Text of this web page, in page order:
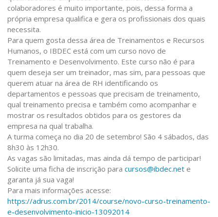
colaboradores é muito importante, pois, dessa forma a
própria empresa qualifica e gera os profissionais dos quais
necessita.
Para quem gosta dessa área de Treinamentos e Recursos
Humanos, o IBDEC está com um curso novo de
Treinamento e Desenvolvimento. Este curso não é para
quem deseja ser um treinador, mas sim, para pessoas que
querem atuar na área de RH identificando os
departamentos e pessoas que precisam de treinamento,
qual treinamento precisa e também como acompanhar e
mostrar os resultados obtidos para os gestores da
empresa na qual trabalha.
A turma começa no dia 20 de setembro! São 4 sábados, das
8h30 às 12h30.
As vagas são limitadas, mas ainda dá tempo de participar!
Solicite uma ficha de inscrição para cursos@ibdec.net e
garanta já sua vaga!
Para mais informações acesse:
https://adrus.com.br/2014/course/novo-curso-treinamento-
e-desenvolvimento-inicio-13092014